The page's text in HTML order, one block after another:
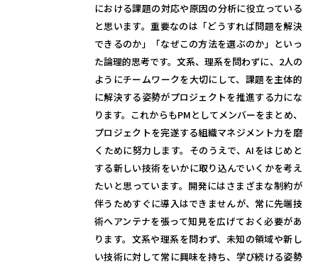
における課題の対応や原因の分析に役立っている
と思います。重要なのは「どうすれば問題を解決
できるのか」「なぜこの方法を選ぶのか」といっ
た論理的思考です。文系、理系を問わずに、2人の
ようにチームワークを大切にして、課題を主体的
に解決する姿勢がプロジェクトを推進する力にな
ります。これからもPMとしてメンバーをまとめ、
プロジェクトを完遂する組織マネジメント力を磨
くために努力します。そのうえで、AIをはじめと
する新しい技術をいかに取り込んでいくかを考え
たいと思っています。開発にはさまざまな制約が
伴うためすぐに導入はできませんが、常に先端技
術へアンテナを張って知見を広げておく必要があ
ります。文系や理系を問わず、未知の領域や新し
い技術に対して常に興味を持ち、学び続ける姿勢